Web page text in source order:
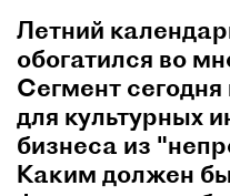
Летний
обогатился во
Сегмент
для культурных
бизнеса из
Каким должен